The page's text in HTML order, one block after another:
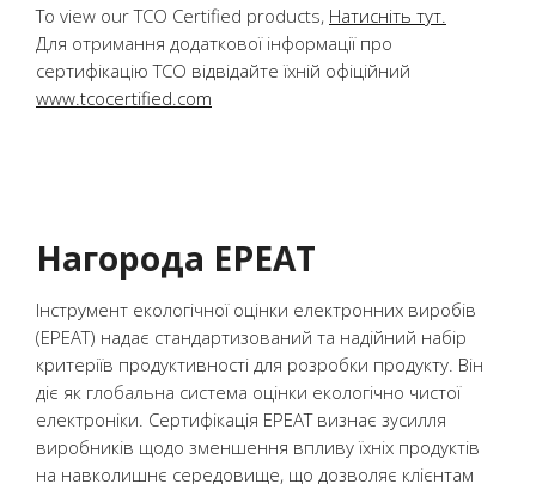
To view our TCO Certified products, Натисніть тут.
Для отримання додаткової інформації про
сертифікацію TCO відвідайте їхній офіційний
www.tcocertified.com
Нагорода EPEAT
Інструмент екологічної оцінки електронних виробів
(EPEAT) надає стандартизований та надійний набір
критеріїв продуктивності для розробки продукту. Він
діє як глобальна система оцінки екологічно чистої
електроніки. Сертифікація EPEAT визнає зусилля
виробників щодо зменшення впливу їхніх продуктів
на навколишнє середовище, що дозволяє клієнтам